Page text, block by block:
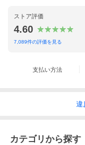
ます。
オフシーズン前後
た時でも安心です。
いますので、必ず
ストア評価
4.60
7,089件の評価を見る
支払い方法
違
カテゴリから探す